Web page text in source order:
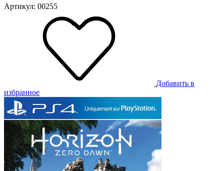
Артикул: 00255
Добавить в
избранное